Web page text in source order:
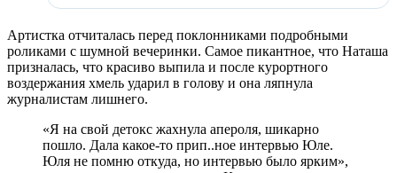
Артистка отчиталась перед поклонниками подробными
роликами с шумной вечеринки. Самое пикантное, что Наташа
призналась, что красиво выпила и после курортного
воздержания хмель ударил в голову и она ляпнула
журналистам лишнего.
«Я на свой детокс жахнула апероля, шикарно
пошло. Дала какое-то прип..ное интервью Юле.
Юля не помню откуда, но интервью было ярким»,